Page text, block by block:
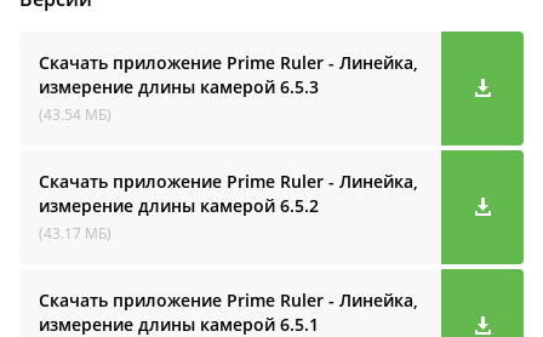
Скачать приложение Prime Ruler - Линейка,
измерение длины камерой 6.5.3
(43.54 МБ)
Скачать приложение Prime Ruler - Линейка,
измерение длины камерой 6.5.2
(43.17 МБ)
Скачать приложение Prime Ruler - Линейка,
измерение длины камерой 6.5.1